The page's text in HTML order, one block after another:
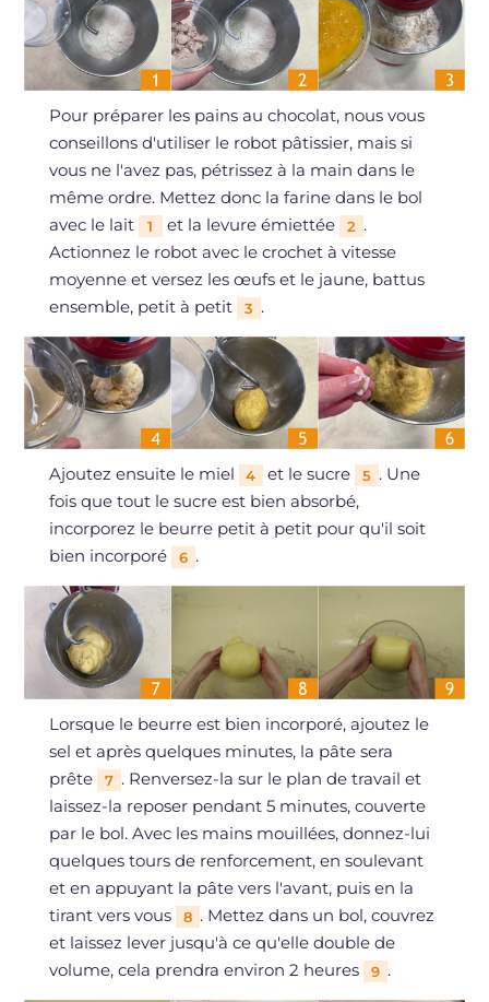
Pour préparer les pains au chocolat, nous vous
conseillons d'utiliser le robot pâtissier, mais si
vous ne l'avez pas, pétrissez à la main dans le
même ordre. Mettez donc la farine dans le bol
avec le lait
1 et la levure émiettée 2 .
Actionnez le robot avec le crochet à vitesse
moyenne et versez les œufs et le jaune, battus
ensemble, petit à petit
3 .
Ajoutez ensuite le miel 4 et le sucre 5 . Une
fois que tout le sucre est bien absorbé,
incorporez le beurre petit à petit pour qu'il soit
bien incorporé
6 .
Lorsque le beurre est bien incorporé, ajoutez le
sel et après quelques minutes, la pâte sera
prête
7 . Renversez-la sur le plan de travail et
laissez-la reposer pendant 5 minutes, couverte
par le bol. Avec les mains mouillées, donnez-lui
quelques tours de renforcement, en soulevant
et en appuyant la pâte vers l'avant, puis en la
tirant vers vous
8 . Mettez dans un bol, couvrez
et laissez lever jusqu'à ce qu'elle double de
volume, cela prendra environ 2 heures
9 .